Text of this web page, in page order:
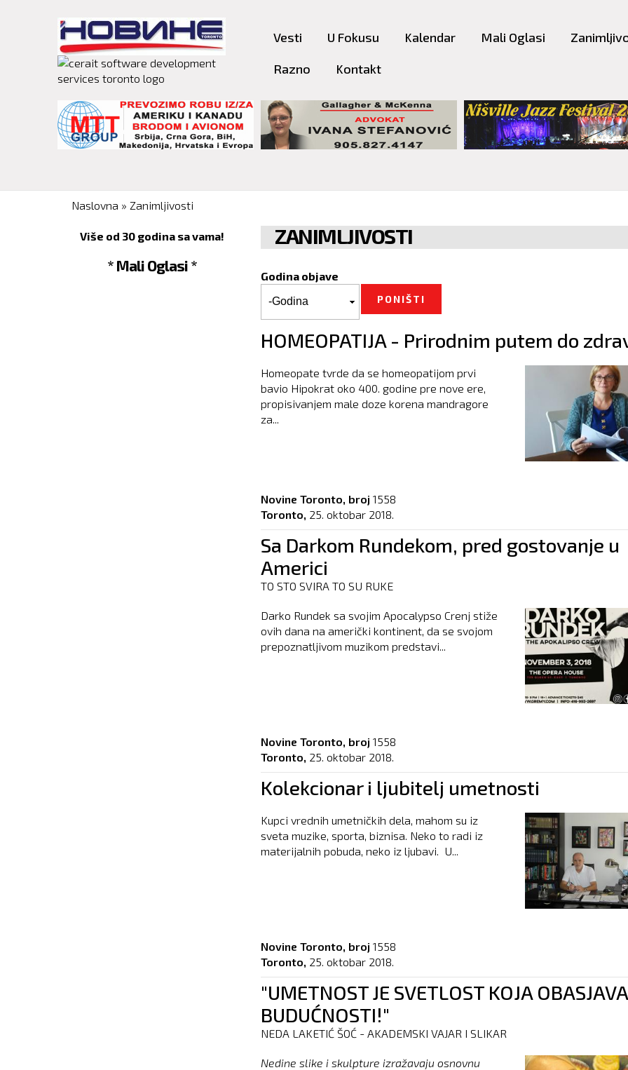
content
Vesti U Fokusu Kalendar Mali Oglasi
Razno Kontakt
You are here
Naslovna » Zanimljivosti
Više od 30 godina sa vama!
* Mali Oglasi *
ZANIMLJIVOSTI
Godina objave
HOMEOPATIJA - Prirodnim putem do
Homeopate tvrde da se homeopatijom prvi
bavio Hipokrat oko 400. godine pre nove ere,
propisivanjem male doze korena mandragore
za...
Novine Toronto, broj 1558
Toronto, 25. oktobar 2018.
Sa Darkom Rundekom, pred gostovanje u
Americi
TO STO SVIRA TO SU RUKE
Darko Rundek sa svojim Apocalypso Crenj stiže
ovih dana na američki kontinent, da se svojom
prepoznatljivom muzikom predstavi...
Novine Toronto, broj 1558
Toronto, 25. oktobar 2018.
Kolekcionar i ljubitelj umetnosti
Kupci vrednih umetničkih dela, mahom su iz
sveta muzike, sporta, biznisa. Neko to radi iz
materijalnih pobuda, neko iz ljubavi. U...
Novine Toronto, broj 1558
Toronto, 25. oktobar 2018.
"UMETNOST JE SVETLOST KOJA
BUDUĆNOSTI!"
NEDA LAKETIĆ ŠOĆ - AKADEMSKI VAJAR I SLIKAR
Nedine slike i skulpture izražavaju osnovnu
Pages